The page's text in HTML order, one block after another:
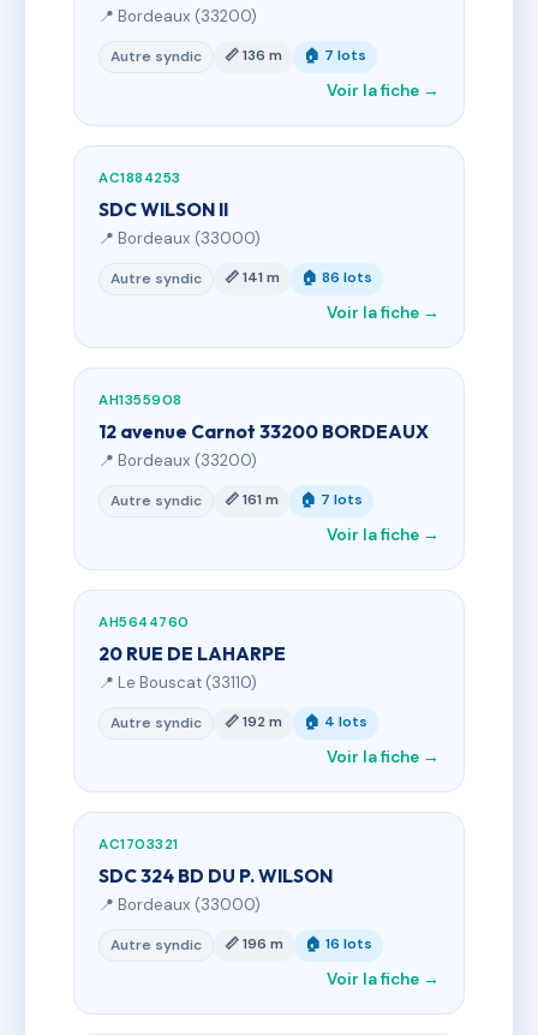
📍 Bordeaux (33200)
Autre syndic 📏 136 m 🏠 7 lots
Voir la fiche →
AC1884253
SDC WILSON II
📍 Bordeaux (33000)
Autre syndic 📏 141 m 🏠 86 lots
Voir la fiche →
AH1355908
12 avenue Carnot 33200 BORDEAUX
📍 Bordeaux (33200)
Autre syndic 📏 161 m 🏠 7 lots
Voir la fiche →
AH5644760
20 RUE DE LAHARPE
📍 Le Bouscat (33110)
Autre syndic 📏 192 m 🏠 4 lots
Voir la fiche →
AC1703321
SDC 324 BD DU P. WILSON
📍 Bordeaux (33000)
Autre syndic 📏 196 m 🏠 16 lots
Voir la fiche →